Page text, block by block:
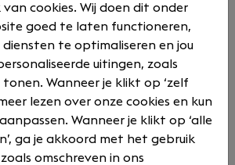
GBA Accountants zich bezig
jaarrekeningcontrole,
en financiële administratie
inkomstenbelasting,
loon - en
BTW en internationale
cookies. Wij doen dit onder
goed te laten functioneren,
te optimaliseren en jou
uitingen, zoals
Wanneer je klikt op ‘zelf
lezen over onze cookies en kun
Wanneer je klikt op ‘alle
ga je akkoord met het gebruik
omschreven in ons